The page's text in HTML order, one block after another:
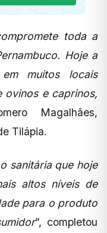
toda a
Hoje a
muitos locais
ovinos e caprinos,
Magalhães,
Tilápia.
sanitária que hoje
altos níveis de
para o produto
”, completou